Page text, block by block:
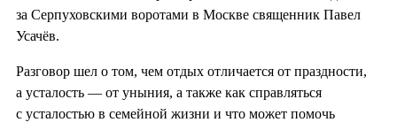
за Серпуховскими воротами в Москве священник Павел
Усачёв.
Разговор шел о том, чем отдых отличается от праздности,
а усталость — от уныния, а также как справляться
с усталостью в семейной жизни и что может помочь